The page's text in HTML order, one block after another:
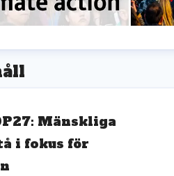
Mänskliga
i fokus för